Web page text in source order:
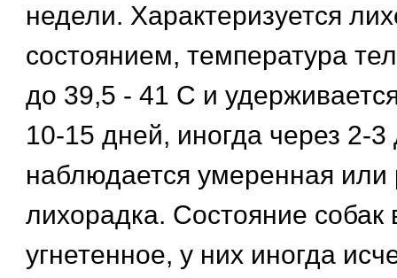
недели. Характеризуется
состоянием, температура
до 39,5 - 41 С и
10-15 дней, иногда через 2-
наблюдается умеренная
лихорадка. Состояние собак
угнетенное, у них иногда